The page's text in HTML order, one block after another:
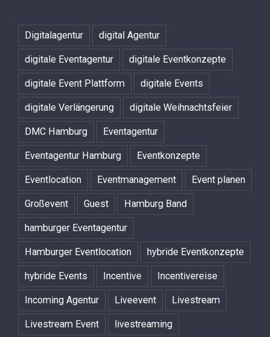
Digitalagentur digital Agentur
digitale Eventagentur digitale Eventkonzepte
digitale Event Plattform digitale Events
digitale Verlängerung digitale Weihnachtsfeier
DMC Hamburg Eventagentur
Eventagentur Hamburg Eventkonzepte
Eventlocation Eventmanagement Event planen
Großevent Guest Hamburg Band
hamburger Eventagentur
Hamburger Eventlocation hybride Eventkonzepte
hybride Events Incentive Incentivereise
Incoming Agentur Liveevent Livestream
Livestream Event livestreaming